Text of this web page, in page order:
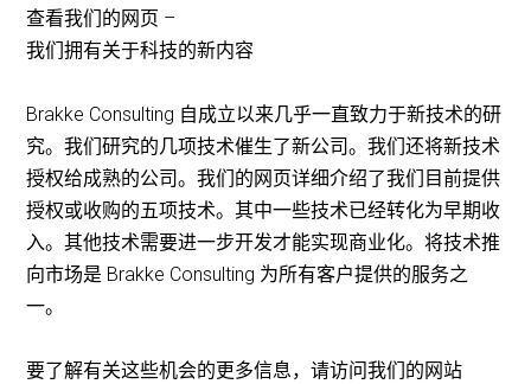
查看我们的网页 –
我们拥有关于科技的新内容
Brakke Consulting 自成立以来几乎一直致力于新技术的研
究。我们研究的几项技术催生了新公司。我们还将新技术
授权给成熟的公司。我们的网页详细介绍了我们目前提供
授权或收购的五项技术。其中一些技术已经转化为早期收
入。其他技术需要进一步开发才能实现商业化。将技术推
向市场是 Brakke Consulting 为所有客户提供的服务之
一。
要了解有关这些机会的更多信息，请访问我们的网站